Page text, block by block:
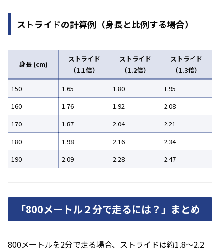
ストライドの計算例（身長と比例する場合）
身長 (cm)
ストライド
（1.1倍）
ストライド
（1.2倍）
ストライド
（1.3倍）
150
1.65 1.80
1.95
160
1.76 1.92
2.08
170
1.87 2.04
2.21
180
1.98 2.16
2.34
190
2.09 2.28 2.47
「800メートル２分で走るには？」まとめ
800メートルを2分で走る場合、ストライドは約1.8〜2.2